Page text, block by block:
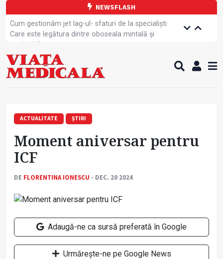
NEWSFLASH
Cum gestionăm jet lag-ul- sfaturi de la specialiști
Care este legătura dintre oboseala mintală și
caniculă?
Campanie de prevenție dedicată sportivelor
Un nou studiu pentru testarea unui vaccin împotriva
tulpinei Bundibugyo a virusului Ebola
sănătate
Demersuri pentru acces transfrontalier la date
Contractul cadru ar putea fi modificat
temporar
ACTUALITATE ȘTIRI
Moment aniversar pentru
ICF
DE FLORENTINA IONESCU - DEC. 20 2024
Adaugă-ne ca sursă preferată în Google
Urmărește-ne pe Google News